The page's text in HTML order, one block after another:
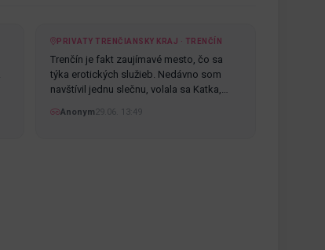
PRIVATY TRENČIANSKY KRAJ · TRENČÍN
Trenčín je fakt zaujímavé mesto, čo sa
týka erotických služieb. Nedávno som
navštívil jednu slečnu, volala sa Katka,…
Anonym29.06. 13:49